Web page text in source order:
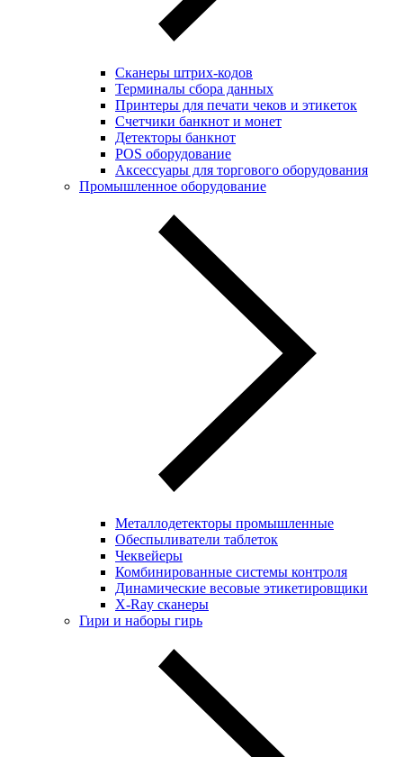
Сканеры штрих-кодов
Терминалы сбора данных
Принтеры для печати чеков и этикеток
Cчетчики банкнот и монет
Детекторы банкнот
POS оборудование
Аксессуары для торгового оборудования
Промышленное оборудование
Металлодетекторы промышленные
Обеспыливатели таблеток
Чеквейеры
Комбинированные системы контроля
Динамические весовые этикетировщики
X-Ray сканеры
Гири и наборы гирь